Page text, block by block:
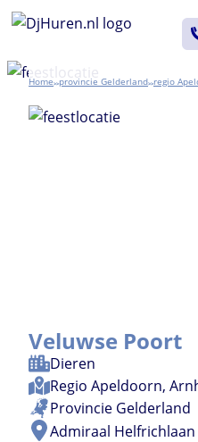
Ga
de
inhoud
Home>> Gelderland>>
Veluwse Poort
Dieren
Regio Apeldoorn,
Provincie Gelderland
Admiraal Helfrichlaan